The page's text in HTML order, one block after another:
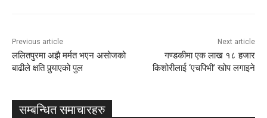
Previous article
ललितपुरमा अझै मर्मत भएन असोजको
बाढीले क्षति पुर्‍याएको पुल
Next article
गण्डकीमा एक लाख १८ हजार
किशोरीलाई ‘एचपिभी’ खोप लगाइने
सम्बन्धित समाचारहरु